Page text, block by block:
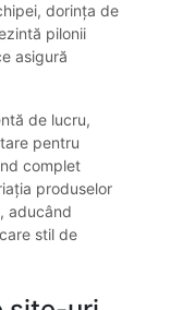
dorința de
pilonii
asigură
de lucru,
pentru
complet
produselor
aducând
stil de